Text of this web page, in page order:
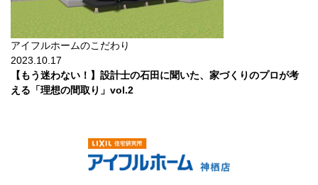
アイフルホームのこだわり
2023.10.17
【もう迷わない！】設計士の石田に聞いた、家づくりのプロが考
える「理想の間取り」vol.2